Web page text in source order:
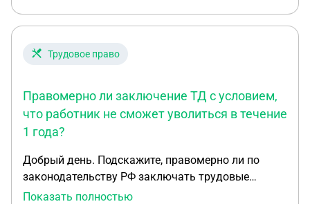
Трудовое право
Правомерно ли заключение ТД с условием,
что работник не сможет уволиться в течение
1 года?
Добрый день. Подскажите, правомерно ли по
законодательству РФ заключать трудовые
контракты с условием, что работник не сможет
Показать полностью